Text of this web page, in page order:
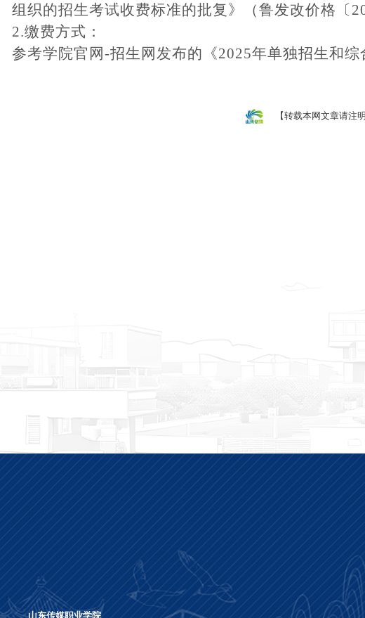
组织的招生考试收费标准的批复》（鲁发改价格〔
2.缴费方式：
参考学院官网-招生网发布的《2025年单独招生和综
【转载本网文章请注
山东传媒职业学院